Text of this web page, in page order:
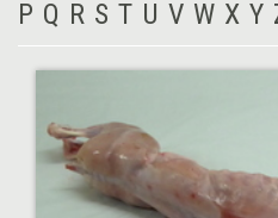
P Q R S T U V W X Y